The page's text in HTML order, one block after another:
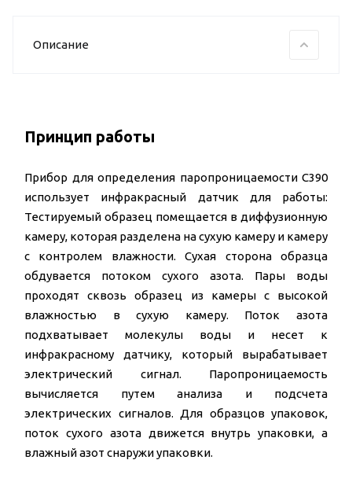
Описание
Принцип работы
Прибор для определения паропроницаемости C390
использует инфракрасный датчик для работы:
Тестируемый образец помещается в диффузионную
камеру, которая разделена на сухую камеру и камеру
с контролем влажности. Сухая сторона образца
обдувается потоком сухого азота. Пары воды
проходят сквозь образец из камеры с высокой
влажностью в сухую камеру. Поток азота
подхватывает молекулы воды и несет к
инфракрасному датчику, который вырабатывает
электрический сигнал. Паропроницаемость
вычисляется путем анализа и подсчета
электрических сигналов. Для образцов упаковок,
поток сухого азота движется внутрь упаковки, а
влажный азот снаружи упаковки.